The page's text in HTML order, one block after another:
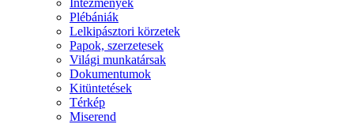
Intézmények
Plébániák
Lelkipásztori körzetek
Papok, szerzetesek
Világi munkatársak
Dokumentumok
Kitüntetések
Térkép
Miserend